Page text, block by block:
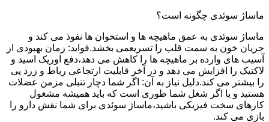
ماساژ سوئدی چگونه است؟
ماساژ سوئدی به عمق ماهیچه ها و استخوان ها نفوذ می کند و
جریان خون به سمت قلب را تسریعمی بخشد.فواید: زمان بهبودی از
آسیب های وارده بر ماهیچه ها را کاهش می دهد،دفع اوریک اسید و
لاکتیک را افزایش می دهد و در آخر قابلیت ارتجاعی رباط و زرد پی
را بیشتر می کند.دلیل نیاز به آن: اگر شما دچار تنبلی مزمن عضلات
هستید و یا اگر شغل شما طوری است که باید همیشه مشغول
کارهای سخت فیزیکی باشید،ماساژ سوئدی برای شما نقش دارو را
بازی می کند.